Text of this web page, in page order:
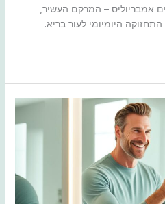
אמבריוליס – המרקם העשיר,
היומיומי לעור בריא.